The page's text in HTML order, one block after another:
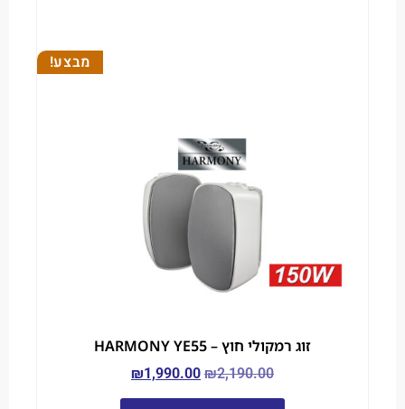
זוג רמקולי חוץ – HARMONY YE55
₪
₪1,990.00